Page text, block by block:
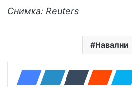
Снимка: Reuters
Навални